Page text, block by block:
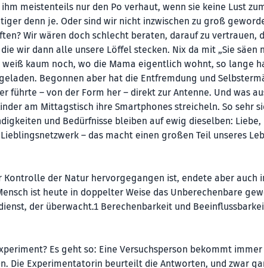
meistenteils nur den Po verhaut, wenn sie keine Lust
denn je. Oder sind wir nicht inzwischen zu groß
Wir wären doch schlecht beraten, darauf zu vertrauen,
wir dann alle unsere Löffel stecken. Nix da mit „Sie säen
kaum noch, wo die Mama eigentlich wohnt, so lange
Begonnen aber hat die Entfremdung und
führte – von der Form her – direkt zur Antenne. Und was
am Mittagstisch ihre Smartphones streicheln. So sehr
und Bedürfnisse bleiben auf ewig dieselben:
– das macht einen großen Teil unseres
Kontrolle der Natur hervorgegangen ist, endete aber auch
ist heute in doppelter Weise das Unberechenbare
der überwacht.1 Berechenbarkeit und
Es geht so: Eine Versuchsperson bekommt
Die Experimentatorin beurteilt die Antworten, und zwar